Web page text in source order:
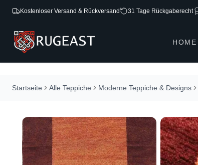
Kostenloser Versand & Rückversand 31 Tage Rückgaberecht
HOME
Startseite Alle Teppiche Moderne Teppiche & Designs